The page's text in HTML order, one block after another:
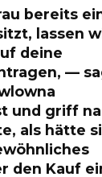
bereits
lassen
deine
—
und griff
als hätte
den Kauf